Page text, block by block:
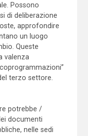
Possono
di deliberazione
approfondire
un luogo
Queste
valenza
terzo settore.
potrebbe /
documenti
nelle sedi